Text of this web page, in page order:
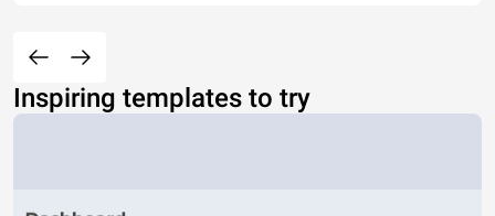
Inspiring templates to try